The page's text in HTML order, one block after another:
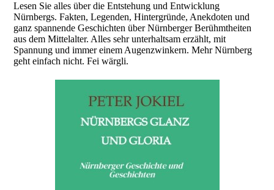
Lesen Sie alles über die Entstehung und Entwicklung
Nürnbergs. Fakten, Legenden, Hintergründe, Anekdoten und
ganz spannende Geschichten über Nürnberger Berühmtheiten
aus dem Mittelalter. Alles sehr unterhaltsam erzählt, mit
Spannung und immer einem Augenzwinkern. Mehr Nürnberg
geht einfach nicht. Fei wärgli.